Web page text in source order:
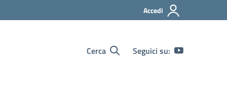
Accedi
Cerca Seguici su: